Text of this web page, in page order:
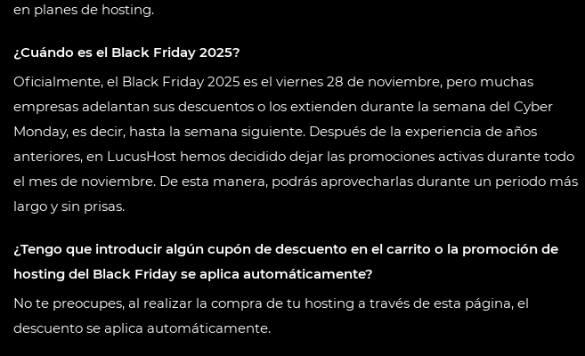
en planes de hosting.
¿Cuándo es el Black Friday 2025?
Oficialmente, el Black Friday 2025 es el viernes 28 de noviembre, pero muchas
empresas adelantan sus descuentos o los extienden durante la semana del Cyber
Monday, es decir, hasta la semana siguiente. Después de la experiencia de años
anteriores, en LucusHost hemos decidido dejar las promociones activas durante todo
el mes de noviembre. De esta manera, podrás aprovecharlas durante un periodo más
largo y sin prisas.
¿Tengo que introducir algún cupón de descuento en el carrito o la promoción de
hosting del Black Friday se aplica automáticamente?
No te preocupes, al realizar la compra de tu hosting a través de esta página, el
descuento se aplica automáticamente.